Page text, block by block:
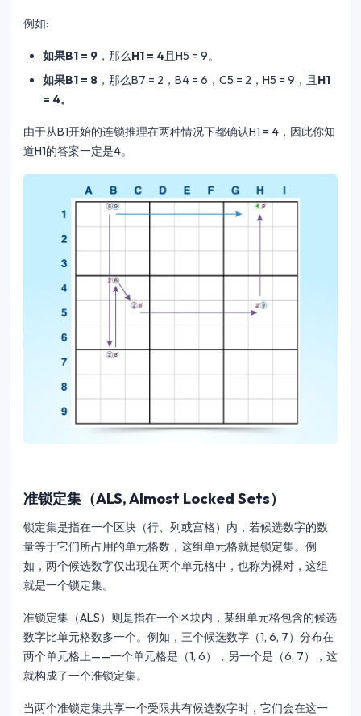
例如:
如果B1 = 9 ，那么H1 = 4且H5 = 9。
如果B1 = 8 ，那么B7 = 2，B4 = 6，C5 = 2，H5 = 9，且 H1
= 4。
由于从B1开始的连锁推理在两种情况下都确认H1 = 4，因此你知
道H1的答案一定是4。
准锁定集（ALS, Almost Locked Sets）
锁定集是指在一个区块（行、列或宫格）内，若候选数字的数
量等于它们所占用的单元格数，这组单元格就是锁定集。例
如，两个候选数字仅出现在两个单元格中，也称为裸对，这组
就是一个锁定集。
准锁定集（ALS）则是指在一个区块内，某组单元格包含的候选
数字比单元格数多一个。例如，三个候选数字（1, 6, 7）分布在
两个单元格上——一个单元格是（1, 6），另一个是（6, 7），这
就构成了一个准锁定集。
当两个准锁定集共享一个受限共有候选数字时，它们会在这一